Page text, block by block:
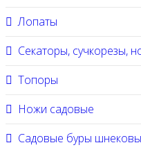
Лопаты
Секаторы, сучкорезы,
Топоры
Ножи садовые
Садовые буры